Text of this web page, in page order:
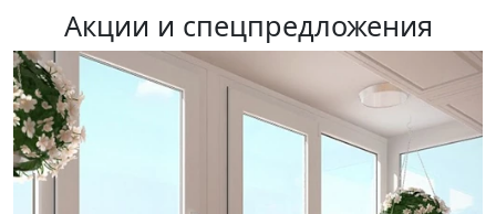
Акции и спецпредложения